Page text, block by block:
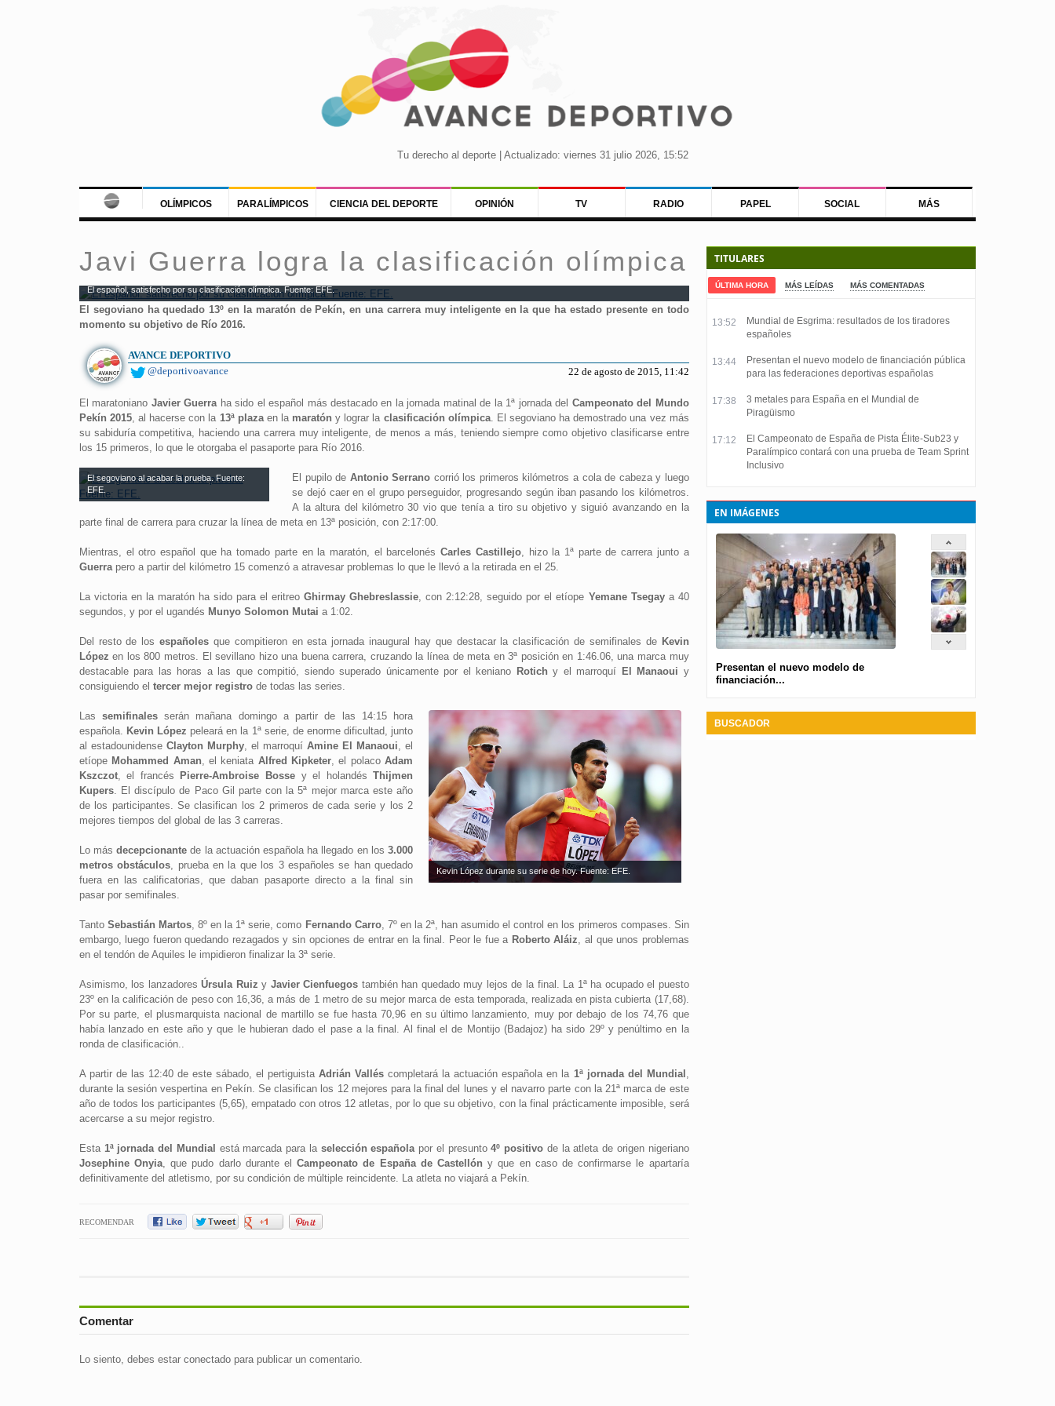
Tu derecho al deporte | Actualizado: viernes 31 julio 2026, 15:52
OLÍMPICOS PARALÍMPICOS CIENCIA DEL DEPORTE OPINIÓN TV RADIO PAPEL SOCIAL MÁS
Javi Guerra logra la clasificación olímpica
El español, satisfecho por su clasificación olímpica. Fuente: EFE.
El segoviano ha quedado 13º en la maratón de Pekín, en una carrera muy inteligente en la que ha estado presente en todo
momento su objetivo de Río 2016.
AVANCE DEPORTIVO
@deportivoavance
22 de agosto de 2015, 11:42
El maratoniano Javier Guerraha sido el español más destacado en la jornada matinal de la 1ª jornada del Campeonato del Mundo
Pekín 2015, al hacerse con la 13ª plazaen la maratón y lograr la clasificación olímpica. El segoviano ha demostrado una vez más
su sabiduría competitiva, haciendo una carrera muy inteligente, de menos a más, teniendo siempre como objetivo clasificarse entre
los 15 primeros, lo que le otorgaba el pasaporte para Río 2016.
El segoviano al acabar la prueba. Fuente:
EFE.
El pupilo de Antonio Serrano corrió los primeros kilómetros a cola de cabeza y luego
se dejó caer en el grupo perseguidor, progresando según iban pasando los kilómetros.
A la altura del kilómetro 30 vio que tenía a tiro su objetivo y siguió avanzando en la
parte final de carrera para cruzar la línea de meta en 13ª posición, con 2:17:00.
Mientras, el otro español que ha tomado parte en la maratón, el barcelonésCarles Castillejo, hizo la 1ª parte de carrera junto a
Guerrapero a partir del kilómetro 15 comenzó a atravesar problemas lo que le llevó a la retirada en el 25.
La victoria en la maratón ha sido para el eritreoGhirmay Ghebreslassie, con 2:12:28, seguido por el etíope Yemane Tsegaya 40
segundos, y por el ugandés Munyo Solomon Mutai a 1:02.
Del resto de losespañoles que compitieron en esta jornada inaugural hay que destacar la clasificación de semifinales de Kevin
López en los 800 metros. El sevillano hizo una buena carrera, cruzando la línea de meta en 3ª posición en 1:46.06, una marca muy
destacable para las horas a las que compitió, siendo superado únicamente por el keniano Rotich y el marroquí El Manaoui y
consiguiendo el tercer mejor registrode todas las series.
Kevin López durante su serie de hoy. Fuente: EFE.
Lassemifinales serán mañana domingo a partir de las 14:15 hora
española. Kevin López peleará en la 1ª serie, de enorme dificultad, junto
al estadounidense Clayton Murphy, el marroquíAmine El Manaoui, el
etíope Mohammed Aman, el keniata Alfred Kipketer, el polacoAdam
Kszczot, el francés Pierre-Ambroise Bossey el holandésThijmen
Kupers. El discípulo de Paco Gil parte con la 5ª mejor marca este año
de los participantes. Se clasifican los 2 primeros de cada serie y los 2
mejores tiempos del global de las 3 carreras.
Lo másdecepcionante de la actuación española ha llegado en los3.000
metros obstáculos, prueba en la que los 3 españoles se han quedado
fuera en las calificatorias, que daban pasaporte directo a la final sin
pasar por semifinales.
Tanto Sebastián Martos, 8º en la 1ª serie, como Fernando Carro, 7º en la 2ª, han asumido el control en los primeros compases. Sin
embargo, luego fueron quedando rezagados y sin opciones de entrar en la final. Peor le fue a Roberto Aláiz, al que unos problemas
en el tendón de Aquiles le impidieron finalizar la 3ª serie.
Asimismo, los lanzadoresÚrsula Ruiz y Javier Cienfuegos también han quedado muy lejos de la final. La 1ª ha ocupado el puesto
23º en la calificación de peso con 16,36, a más de 1 metro de su mejor marca de esta temporada, realizada en pista cubierta (17,68).
Por su parte, el plusmarquista nacional de martillo se fue hasta 70,96 en su último lanzamiento, muy por debajo de los 74,76 que
había lanzado en este año y que le hubieran dado el pase a la final. Al final el de Montijo (Badajoz) ha sido 29º y penúltimo en la
ronda de clasificación..
A partir de las 12:40 de este sábado, el pertiguistaAdrián Vallés completará la actuación española en la1ª jornada del Mundial ,
durante la sesión vespertina en Pekín. Se clasifican los 12 mejores para la final del lunes y el navarro parte con la 21ª marca de este
año de todos los participantes (5,65), empatado con otros 12 atletas, por lo que su objetivo, con la final prácticamente imposible, será
acercarse a su mejor registro.
Esta 1ª jornada del Mundial está marcada para la selección españolapor el presunto4º positivo de la atleta de origen nigeriano
Josephine Onyia, que pudo darlo durante elCampeonato de España de Castellón y que en caso de confirmarse le apartaría
definitivamente del atletismo, por su condición de múltiple reincidente. La atleta no viajará a Pekín.
RECOMENDAR
Comentar
Lo siento, debes estar conectadopara publicar un comentario.
TITULARES
ÚLTIMA HORA MÁS LEÍDAS MÁS COMENTADAS
13:52
Mundial de Esgrima: resultados de los tiradores
españoles
13:44
Presentan el nuevo modelo de financiación pública
para las federaciones deportivas españolas
17:38
3 metales para España en el Mundial de
Piragüismo
17:12
El Campeonato de España de Pista Élite-Sub23 y
Paralímpico contará con una prueba de Team Sprint
Inclusivo
EN IMÁGENES
Presentan el nuevo modelo de
financiación...
BUSCADOR